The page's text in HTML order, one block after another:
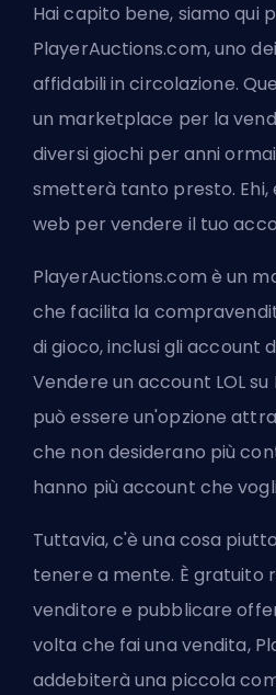
Hai capito bene, siamo qui
PlayerAuctions.com, uno
affidabili in circolazione.
un marketplace per la
diversi giochi per anni
smetterà tanto presto. Ehi,
web per vendere il tuo
PlayerAuctions.com è un
che facilita la
di gioco, inclusi gli account
Vendere un account LOL
può essere un'opzione
che non desiderano più
hanno più account che
Tuttavia, c'è una cosa
tenere a mente. È gratuito
venditore e pubblicare
volta che fai una vendita,
addebiterà una piccola